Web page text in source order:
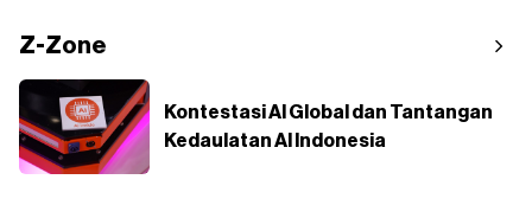
Z-Zone
Kontestasi AI Global dan Tantangan
Kedaulatan AI Indonesia